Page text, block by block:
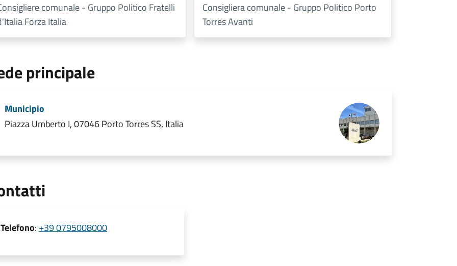
comunale - Gruppo Politico Fratelli
Forza Italia
Consigliera comunale - Gruppo Politico Porto
Torres Avanti
principale
Municipio
Piazza Umberto I, 07046 Porto Torres SS, Italia
Telefono: +39 0795008000